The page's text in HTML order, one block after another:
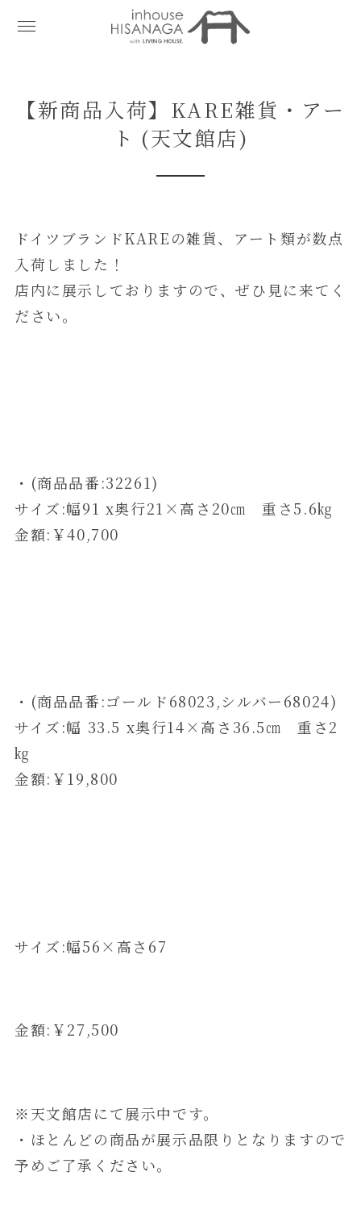
【新商品入荷】KARE雑貨・アー
ト (天文館店)
ドイツブランドKAREの雑貨、アート類が数点
入荷しました！
店内に展示しておりますので、ぜひ見に来てく
ださい。
・(商品品番:32261)
サイズ:幅91 x奥行21×高さ20㎝ 重さ5.6㎏
金額:￥40,700
・(商品品番:ゴールド68023,シルバー68024)
サイズ:幅 33.5 x奥行14×高さ36.5㎝ 重さ2
㎏
金額:￥19,800
サイズ:幅56×高さ67
金額:￥27,500
※天文館店にて展示中です。
・ほとんどの商品が展示品限りとなりますので
予めご了承ください。